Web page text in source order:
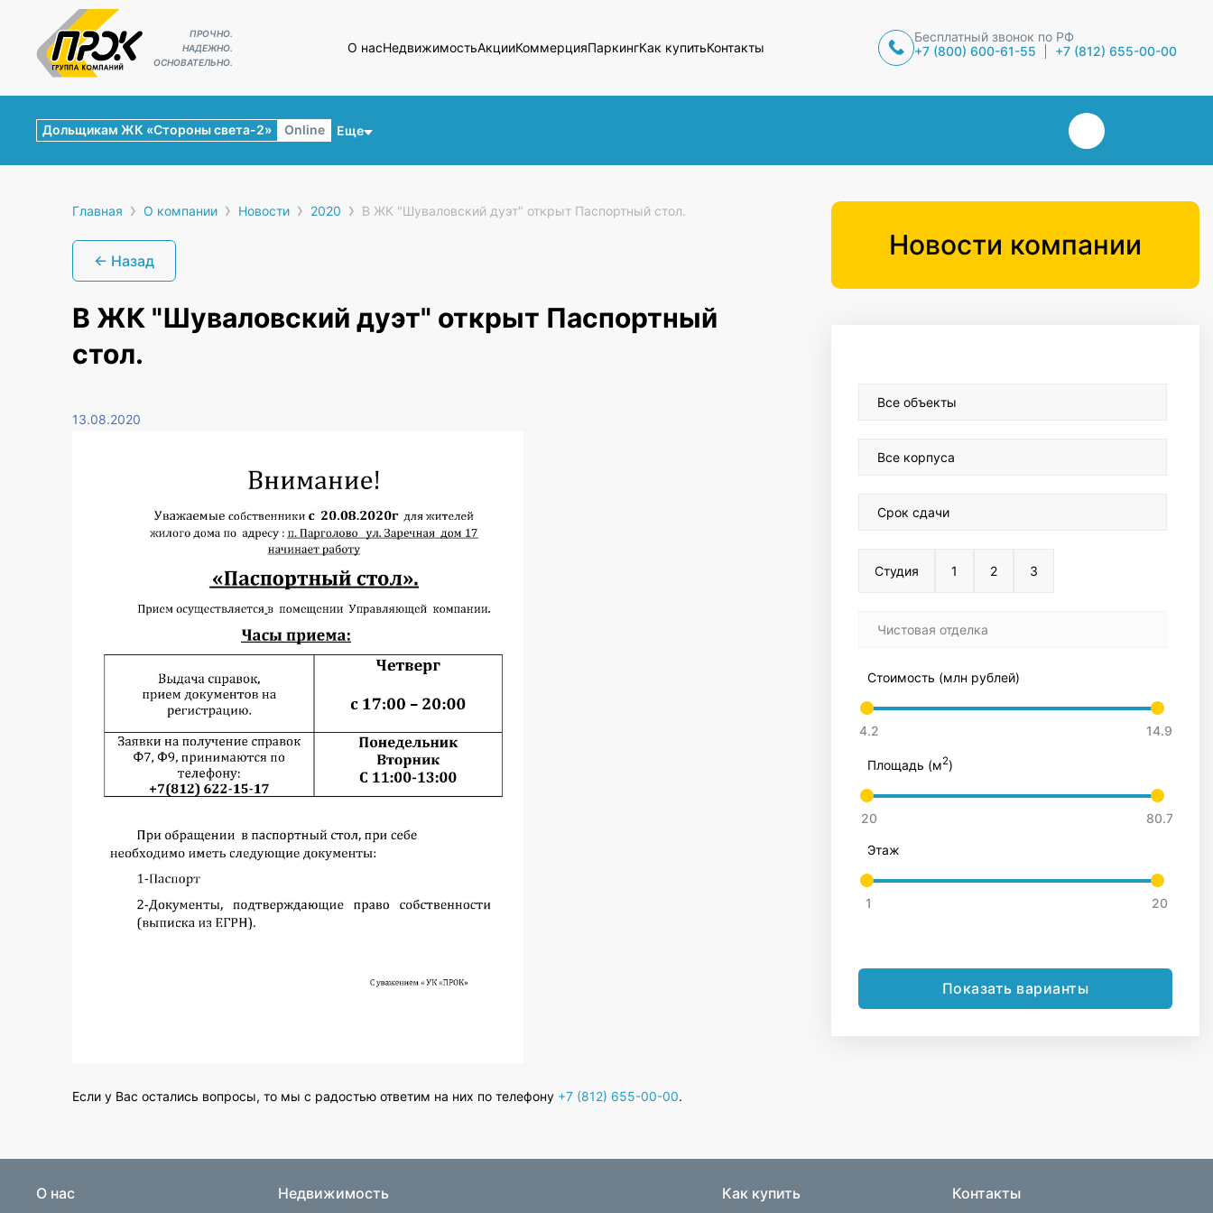
ПРОЧНО.
НАДЕЖНО.
ОСНОВАТЕЛЬНО.
О насНедвижимостьАкцииКоммерцияПаркингКак купитьКонтакты
Бесплатный звонок по РФ
+7 (800) 600-61-55
+7 (812) 655-00-00
Еще
Дольщикам ЖК «Стороны света-2» Online
Главная › О компании › Новости › 2020 › В ЖК "Шуваловский дуэт" открыт Паспортный стол.
← Назад
В ЖК "Шуваловский дуэт" открыт Паспортный
стол.
13.08.2020
Если у Вас остались вопросы, то мы с радостью ответим на них по телефону +7 (812) 655-00-00.
Новости компании
Все объекты
Все корпуса
Срок сдачи
Студия 1 2 3
Чистовая отделка
Стоимость (млн рублей)
Площадь (м2)
Этаж
Показать варианты
О нас Недвижимость Как купить Контакты